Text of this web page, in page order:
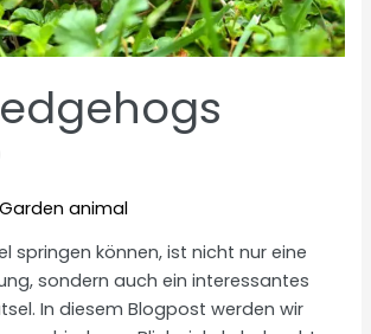
Garden animal
springen können, ist nicht nur eine
sondern auch ein interessantes
In diesem Blogpost werden wir